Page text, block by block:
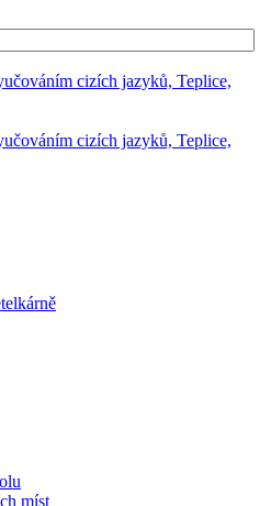
cizích jazyků, Teplice,
cizích jazyků, Teplice,
míst